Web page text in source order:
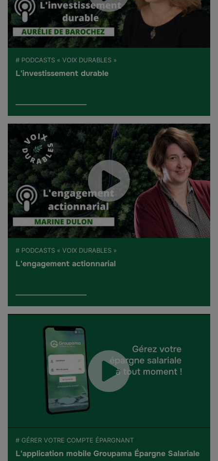
# PODCASTS « VOIX DURABLES »
L'investissement durable
# PODCASTS « VOIX DURABLES »
L'engagement actionnarial
# GÉRER VOTRE COMPTE ÉPARGNANT
L'application mobile Groupama Épargne Salariale